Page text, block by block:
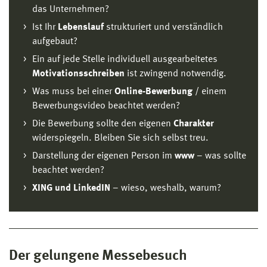
das Unternehmen?
Ist Ihr Lebenslaufstrukturiert und verständlich
aufgebaut?
Ein auf jede Stelle individuell ausgearbeitetes
Motivationsschreiben ist zwingend notwendig.
Was muss bei einerOnline-Bewerbung / einem
Bewerbungsvideo beachtet werden?
Die Bewerbung sollte den eigenen Charakter
widerspiegeln. Bleiben Sie sich selbst treu.
Darstellung der eigenen Person im www– was sollte
beachtet werden?
XING und LinkedIN – wieso, weshalb, warum?
Der gelungene Messebesuch